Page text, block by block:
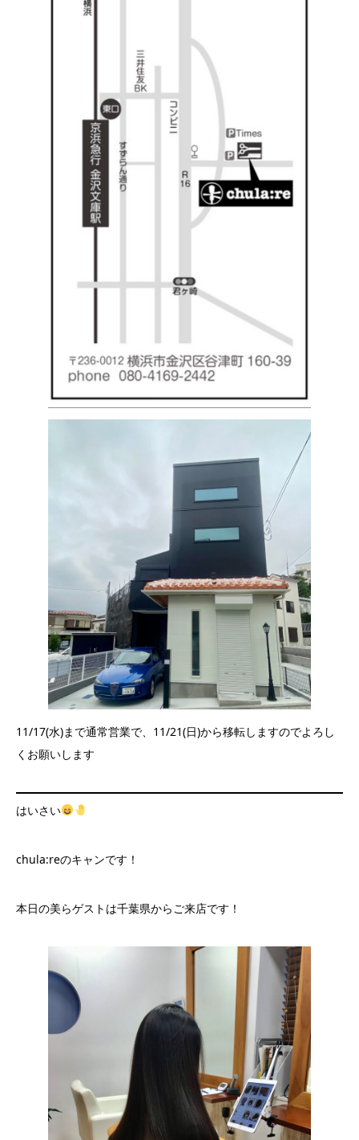
11/17(水)まで通常営業で、11/21(日)から移転しますのでよろし
くお願いします
はいさい
chula:reのキャンです！
本日の美らゲストは千葉県からご来店です！